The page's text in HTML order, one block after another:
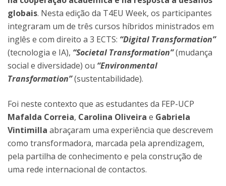
globais. Nesta edição da T4EU Week, os participantes
integraram um de três cursos híbridos ministrados em
inglês e com direito a 3 ECTS: “Digital Transformation”
(tecnologia e IA), “Societal Transformation”(mudança
social e diversidade) ou “Environmental
Transformation”(sustentabilidade).
Foi neste contexto que as estudantes da FEP-UCP
Mafalda Correia, Carolina Oliveira e Gabriela
Vintimilla abraçaram uma experiência que descrevem
como transformadora, marcada pela aprendizagem,
pela partilha de conhecimento e pela construção de
uma rede internacional de contactos.